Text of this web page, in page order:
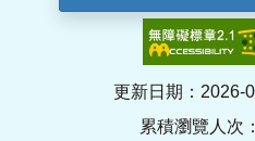
更新日期：2026-
累積瀏覽人次